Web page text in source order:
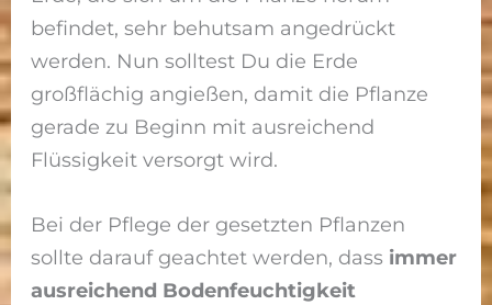
befindet, sehr behutsam angedrückt
werden. Nun solltest Du die Erde
großflächig angießen, damit die Pflanze
gerade zu Beginn mit ausreichend
Flüssigkeit versorgt wird.
Bei der Pflege der gesetzten Pflanzen
sollte darauf geachtet werden, dass immer
ausreichend Bodenfeuchtigkeit